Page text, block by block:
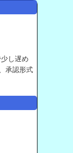
し遅め
承認形式